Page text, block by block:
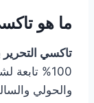
ما هو
تاكسي التحرير
100%
والحولي